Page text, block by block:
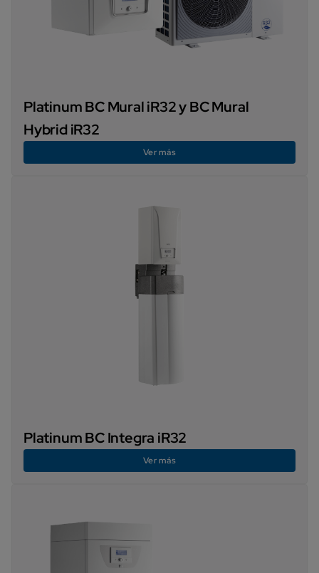
Platinum BC Mural iR32 y BC Mural
Hybrid iR32
Ver más
Platinum BC Integra iR32
Ver más